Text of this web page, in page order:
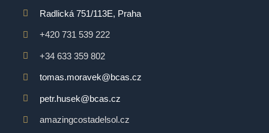
Radlická 751/113E, Praha
+420 731 539 222
+34 633 359 802
tomas.moravek@bcas.cz
petr.husek@bcas.cz
amazingcostadelsol.cz